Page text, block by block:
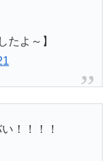
よ～】
！！！！